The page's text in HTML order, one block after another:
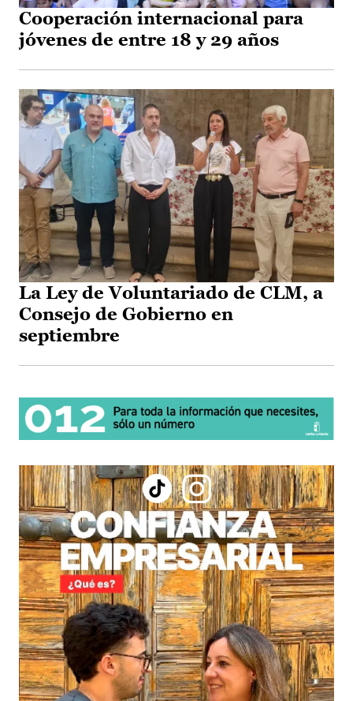
Cooperación internacional para
jóvenes de entre 18 y 29 años
La Ley de Voluntariado de CLM, a
Consejo de Gobierno en
septiembre